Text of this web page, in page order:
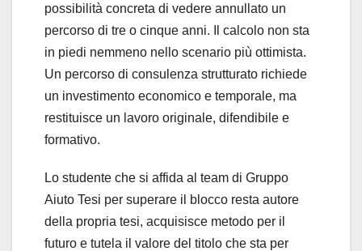
possibilità concreta di vedere annullato un
percorso di tre o cinque anni. Il calcolo non sta
in piedi nemmeno nello scenario più ottimista.
Un percorso di consulenza strutturato richiede
un investimento economico e temporale, ma
restituisce un lavoro originale, difendibile e
formativo.
Lo studente che si affida al team di Gruppo
Aiuto Tesi per superare il blocco resta autore
della propria tesi, acquisisce metodo per il
futuro e tutela il valore del titolo che sta per